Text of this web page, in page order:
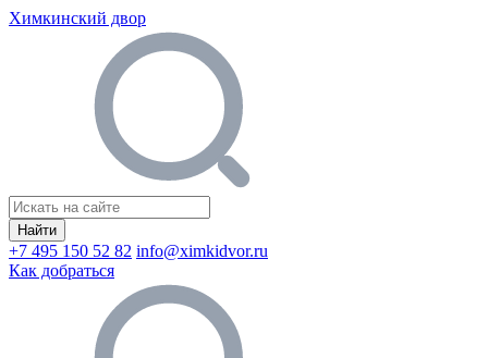
Химкинский двор
Найти
+7 495 150 52 82 info@ximkidvor.ru
Как добраться